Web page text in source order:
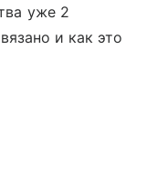
уже 2
и как это